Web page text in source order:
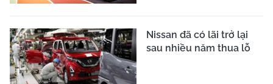
Nissan đã có lãi trở lại
sau nhiều năm thua lỗ